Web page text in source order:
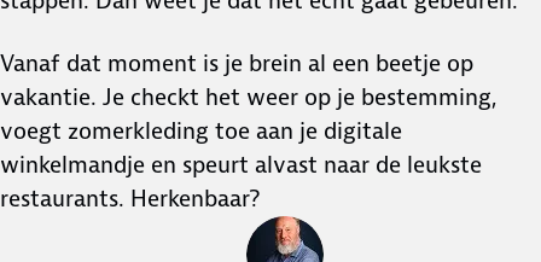
Vanaf dat moment is je brein al een beetje op
vakantie. Je checkt het weer op je bestemming,
voegt zomerkleding toe aan je digitale
winkelmandje en speurt alvast naar de leukste
restaurants. Herkenbaar?